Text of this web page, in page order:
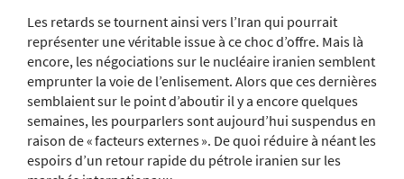
Les retards se tournent ainsi vers l’Iran qui pourrait
représenter une véritable issue à ce choc d’offre. Mais là
encore, les négociations sur le nucléaire iranien semblent
emprunter la voie de l’enlisement. Alors que ces dernières
semblaient sur le point d’aboutir il y a encore quelques
semaines, les pourparlers sont aujourd’hui suspendus en
raison de « facteurs externes ». De quoi réduire à néant les
espoirs d’un retour rapide du pétrole iranien sur les